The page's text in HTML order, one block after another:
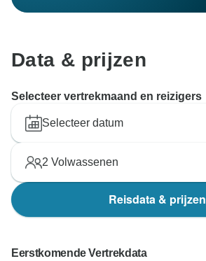
Data & prijzen
Selecteer vertrekmaand en reizigers
Selecteer datum
2 Volwassenen
Reisdata & prijzen
Eerstkomende Vertrekdata